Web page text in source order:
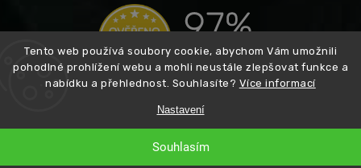
Tento web používá soubory cookie, abychom Vám umožnili
pohodlné prohlížení webu a mohli neustále zlepšovat funkce a
nabídku a přehlednost. Souhlasíte? Více informací
Nastavení
Souhlasím
Vytvořil
Shoptet
Premium
Higarden.cz. Všechna práva vyhrazena.